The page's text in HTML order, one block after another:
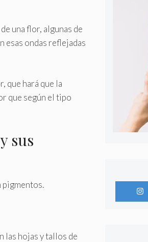
una flor, algunas de
esas ondas reflejadas
que hará que la
que según el tipo
sus
pigmentos.
las hojas y tallos de